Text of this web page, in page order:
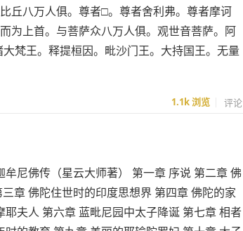
丘八万人俱。尊者□。尊者舍利弗。尊者摩诃
为上首。与菩萨众八万人俱。观世音菩萨。阿
梵王。释提桓因。毗沙门王。大持国王。无量
1.1k浏览 评论
牟尼佛传（星云大师著） 第一章 序说 第二章 佛
章 佛陀住世时的印度思想界 第四章 佛陀的家
耶夫人 第六章 蓝毗尼园中太子降诞 第七章 相者